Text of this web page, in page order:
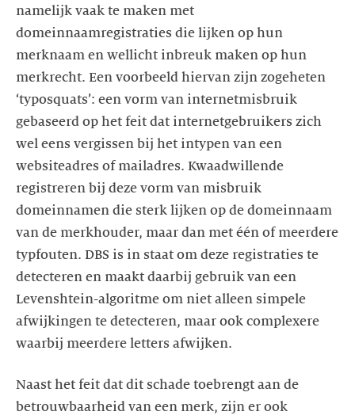
namelijk vaak te maken met
domeinnaamregistraties die lijken op hun
merknaam en wellicht inbreuk maken op hun
merkrecht. Een voorbeeld hiervan zijn zogeheten
‘typosquats’: een vorm van internetmisbruik
gebaseerd op het feit dat internetgebruikers zich
wel eens vergissen bij het intypen van een
websiteadres of mailadres. Kwaadwillende
registreren bij deze vorm van misbruik
domeinnamen die sterk lijken op de domeinnaam
van de merkhouder, maar dan met één of meerdere
typfouten. DBS is in staat om deze registraties te
detecteren en maakt daarbij gebruik van een
Levenshtein-algoritme om niet alleen simpele
afwijkingen te detecteren, maar ook complexere
waarbij meerdere letters afwijken.
Naast het feit dat dit schade toebrengt aan de
betrouwbaarheid van een merk, zijn er ook